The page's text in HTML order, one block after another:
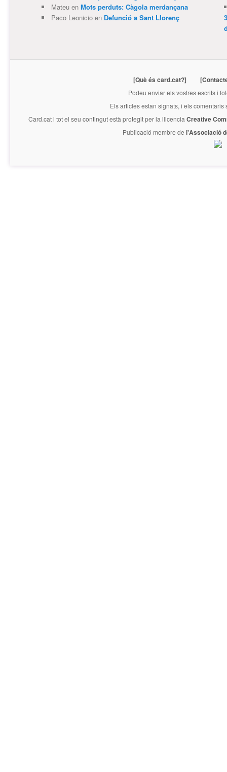
Mateuen Mots perduts: Càgola merdançana
Paco Leonicioen Defunció a Sant Llorenç
[Què és card.cat?]
Podeu enviar els vostres escrits i
Els articles estan signats, i els
Card.cati tot el seu contingut està protegit per la llicencia Creative
Publicació membre de l'Associació